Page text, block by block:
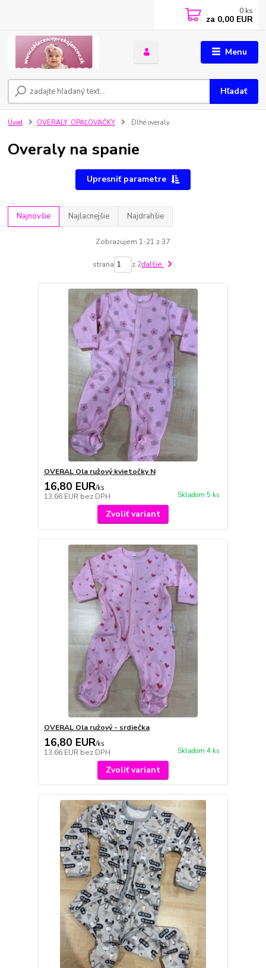
Menu
Hľadať
0 ks
za 0,00 EUR
Úvod OVERALY, OPAĽOVAČKY Dlhé overaly
Overaly na spanie
Upresniť parametre
Najnovšie Najlacnejšie Najdrahšie
Zobrazujem 1-21 z 37
strana z 2ďalšie
OVERAL Ola ružový kvietočky N
16,80 EUR/ks
13,66 EUR bez DPH Skladom 5 ks
Zvoliť variant
OVERAL Ola ružový - srdiečka
16,80 EUR/ks
13,66 EUR bez DPH Skladom 4 ks
Zvoliť variant